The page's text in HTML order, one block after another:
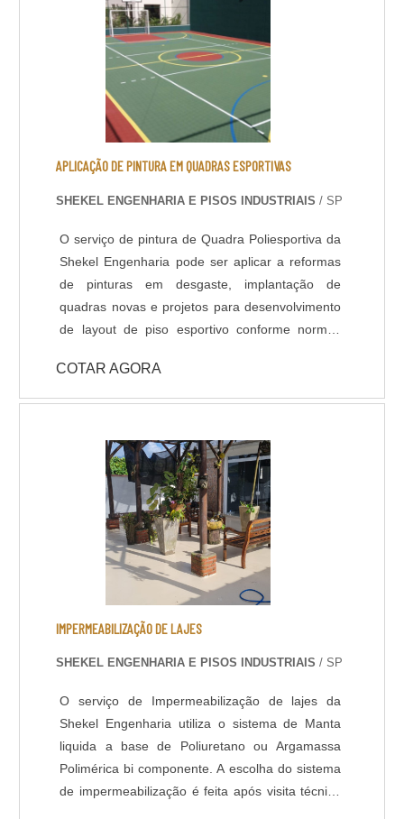
imóveis residenciais e comerc.
APLICAÇÃO DE PINTURA EM QUADRAS ESPORTIVAS
SHEKEL ENGENHARIA E PISOS INDUSTRIAIS / SP
O serviço de pintura de Quadra Poliesportiva da
Shekel Engenharia pode ser aplicar a reformas
de pinturas em desgaste, implantação de
quadras novas e projetos para desenvolvimento
de layout de piso esportivo conforme normas
desempenho padrão para pisos esportivos é o
Poliuretano, também conhecido como tinta
variações térmicas, atritos e dilatações. Possui
grande variedade de cores e acabamentos,
podendo ser antiderrapante. DADOS
TÉCNICOS: - Resistência química a ácidos e
bases; - Cura rápida a partir de 8 horas; - Isento
de solventes; - Alta durabilidade e resistência
UV. - Alta resistência mecânica e a choque
térmico; - Resistência à abrasão; - Baixo odor e
baixo VOC; - Acabamento liso e antiderrapante; -
C; - Atende a norma LEED.
COTAR AGORA
IMPERMEABILIZAÇÃO DE LAJES
SHEKEL ENGENHARIA E PISOS INDUSTRIAIS / SP
O serviço de Impermeabilização de lajes da
Shekel Engenharia utiliza o sistema de Manta
liquida a base de Poliuretano ou Argamassa
Polimérica bi componente. A escolha do sistema
de impermeabilização é feita após visita técnica